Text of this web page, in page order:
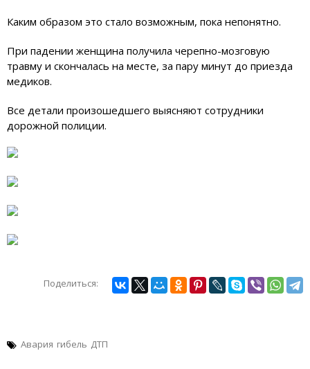
Каким образом это стало возможным, пока непонятно.
При падении женщина получила черепно-мозговую
травму и скончалась на месте, за пару минут до приезда
медиков.
Все детали произошедшего выясняют сотрудники
дорожной полиции.
Поделиться:
Авария гибель ДТП